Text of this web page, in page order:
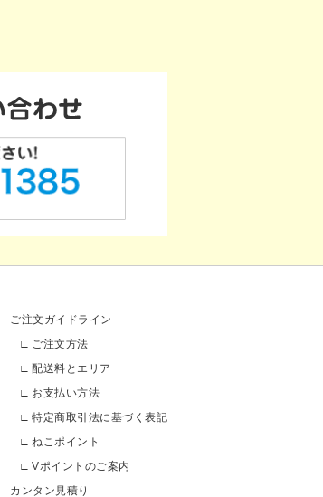
ご注文ガイドライン
ご注文方法
配送料とエリア
お支払い方法
特定商取引法に基づく表記
ねこポイント
Vポイントのご案内
カンタン見積り